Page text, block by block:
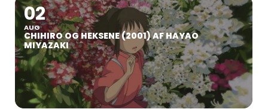
02
AUG
CHIHIRO OG HEKSENE (2001) AF HAYAO
MIYAZAKI